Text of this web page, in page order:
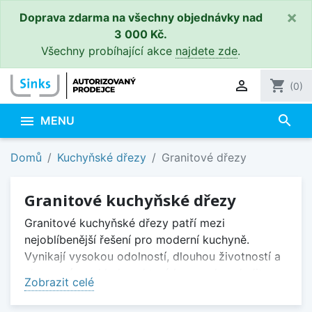
Doprava zdarma na všechny objednávky nad
3 000 Kč.
Všechny probíhající akce najdete zde.
×
 shopping_cart (0)
 MENU search
Domů Kuchyňské dřezy Granitové dřezy
Granitové kuchyňské dřezy
Zobrazit celé
Granitové kuchyňské dřezy patří mezi
nejoblíbenější řešení pro moderní kuchyně.
Vynikají vysokou odolností, dlouhou životností a
pracovní deskou i kuchyňskou linkou.